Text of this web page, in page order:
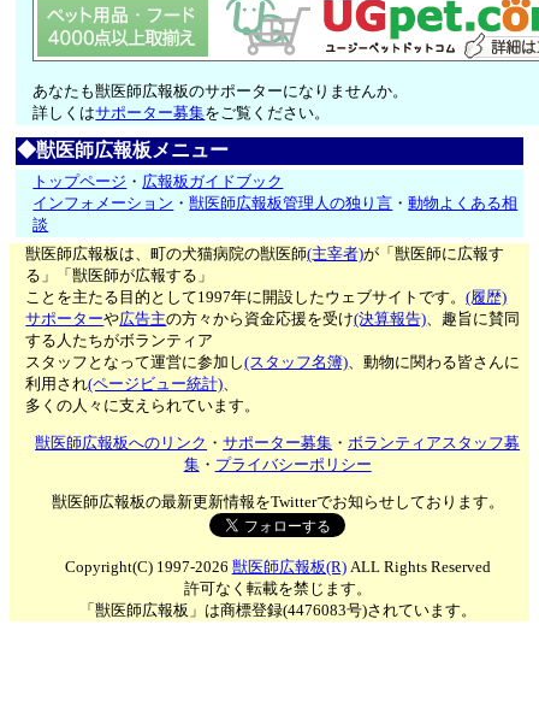
あなたも獣医師広報板のサポーターになりませんか。
詳しくはサポーター募集をご覧ください。
◆獣医師広報板メニュー
トップページ ・ 広報板ガイドブック
インフォメーション ・獣医師広報板管理人の独り言 ・動物よくある相
談
獣医師広報板は、町の犬猫病院の獣医師(主宰者)が「獣医師に広報す
る」「獣医師が広報する」
ことを主たる目的として1997年に開設したウェブサイトです。(履歴)
サポーターや広告主の方々から資金応援を受け(決算報告)、趣旨に賛同
する人たちがボランティア
スタッフとなって運営に参加し(スタッフ名簿)、動物に関わる皆さんに
利用され(ページビュー統計)、
多くの人々に支えられています。
獣医師広報板へのリンク ・サポーター募集 ・ボランティアスタッフ募
集・ プライバシーポリシー
獣医師広報板の最新更新情報をTwitterでお知らせしております。
Copyright(C) 1997-2026 獣医師広報板(R)ALL Rights Reserved
許可なく転載を禁じます。
「獣医師広報板」は商標登録(4476083号)されています。